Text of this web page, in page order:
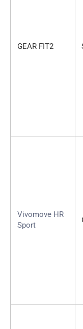
GEAR FIT2
Vivomove HR
Sport